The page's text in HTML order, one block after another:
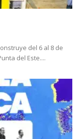
del 6 al 8 de
del Este....